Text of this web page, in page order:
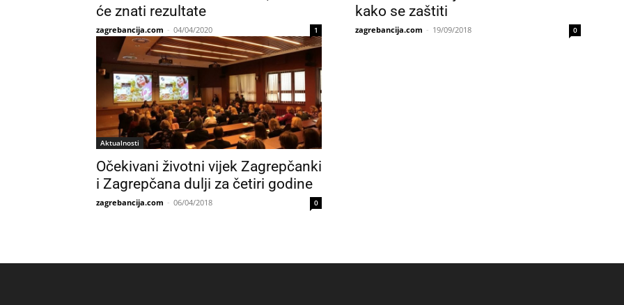
će znati rezultate
zagrebancija.com - 04/04/2020 1
kako se zaštiti
zagrebancija.com - 19/09/2018 0
Aktualnosti
Očekivani životni vijek Zagrepčanki
i Zagrepčana dulji za četiri godine
zagrebancija.com - 06/04/2018 0